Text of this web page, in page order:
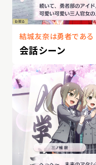
結城友奈は勇者である
会話シーン